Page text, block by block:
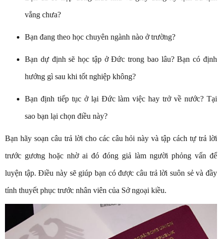
vắng chưa?
Bạn đang theo học chuyên ngành nào ở trường?
Bạn dự định sẽ học tập ở Đức trong bao lâu? Bạn có định
hướng gì sau khi tốt nghiệp không?
Bạn định tiếp tục ở lại Đức làm việc hay trở về nước? Tại
sao bạn lại chọn điều này?
Bạn hãy soạn câu trả lời cho các câu hỏi này và tập cách tự trả lời
trước gương hoặc nhờ ai đó đóng giả làm người phỏng vấn để
luyện tập. Điều này sẽ giúp bạn có được câu trả lời suôn sẻ và đầy
tính thuyết phục trước nhân viên của Sở ngoại kiều.